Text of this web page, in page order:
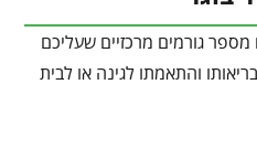
גורמים מרכזיים שעליכם
והתאמתו לגינה או לבית